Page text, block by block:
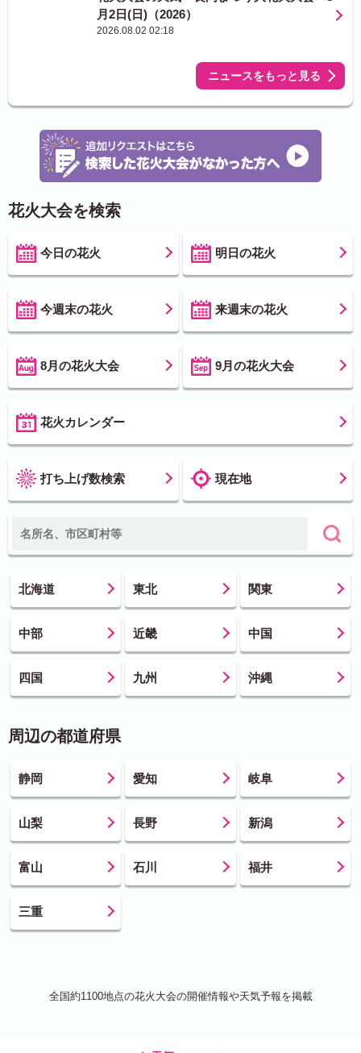
月2日(日)（2026）
2026.08.02 02:18
ニュースをもっと見る
花火大会を検索
今日の花火 明日の花火
今週末の花火 来週末の花火
8月の花火大会 9月の花火大会
花火カレンダー
打ち上げ数検索 現在地
北海道 東北 関東
中部 近畿 中国
四国 九州 沖縄
周辺の都道府県
静岡 愛知 岐阜
山梨 長野 新潟
富山 石川 福井
三重
全国約1100地点の花火大会の開催情報や天気予報を掲載